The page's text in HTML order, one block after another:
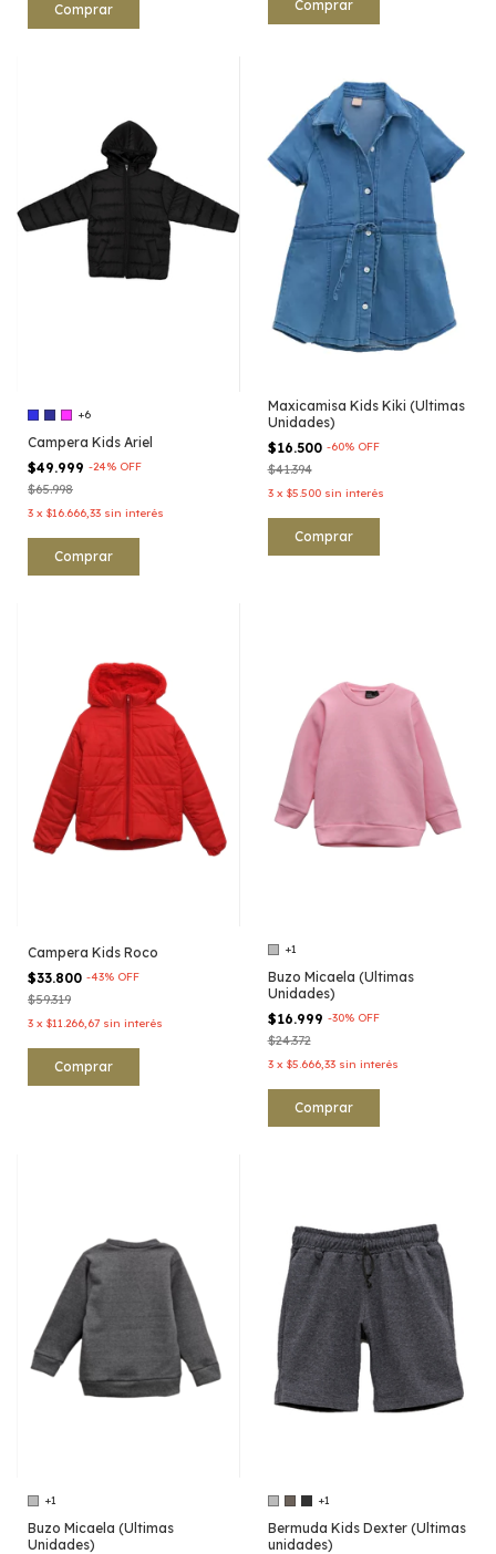
Comprar Comprar
+6
Campera Kids Ariel
$49.999 -24% OFF
$65.998
3 x $16.666,33 sin interés
Comprar
Maxicamisa Kids Kiki (Ultimas
Unidades)
$16.500 -60% OFF
$41.394
3 x $5.500 sin interés
Comprar
Campera Kids Roco
$33.800 -43% OFF
$59.319
3 x $11.266,67 sin interés
Comprar
+1
Buzo Micaela (Ultimas
Unidades)
$16.999 -30% OFF
$24.372
3 x $5.666,33 sin interés
Comprar
+1
Buzo Micaela (Ultimas
Unidades)
+1
Bermuda Kids Dexter (Ultimas
unidades)